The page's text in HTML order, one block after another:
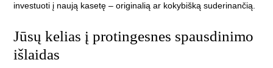
investuoti į naują kasetę – originalią ar kokybišką suderinančią.
Jūsų kelias į protingesnes spausdinimo
išlaidas